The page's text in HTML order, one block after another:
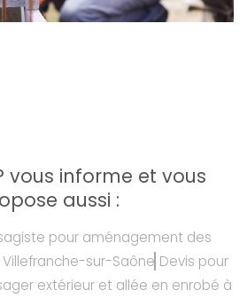
vous informe et vous
aussi :
pour aménagement des
sur-Saône Devis pour
extérieur et allée en enrobé à